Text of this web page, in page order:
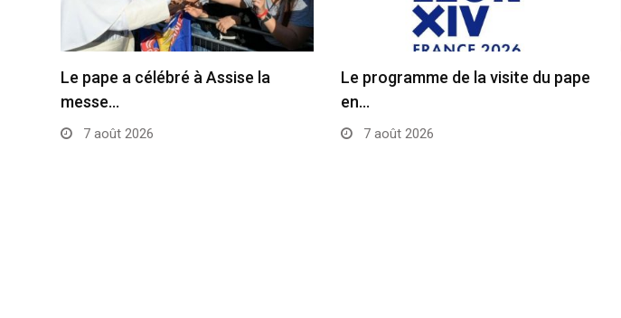
Le pape a célébré à Assise la
messe…
7 août 2026
Le programme de la visite du pape
en…
7 août 2026